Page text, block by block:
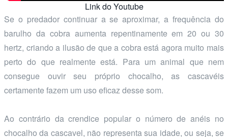
Link do Youtube
Se o predador continuar a se aproximar, a frequência do
barulho da cobra aumenta repentinamente em 20 ou 30
hertz, criando a ilusão de que a cobra está agora muito mais
perto do que realmente está. Para um animal que nem
consegue ouvir seu próprio chocalho, as cascavéis
certamente fazem um uso eficaz desse som.
Ao contrário da crendice popular o número de anéis no
chocalho da cascavel, não representa sua idade, ou seja, se